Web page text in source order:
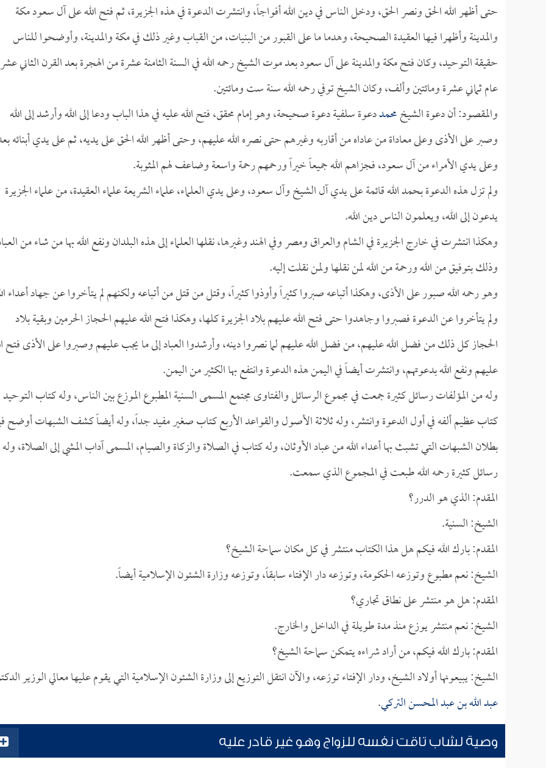
حتى أظهر الله الحق ونصر الحق، ودخل الناس في دين الله أفواجاً، وانتشرت الدعوة في هذه الجزيرة، ثم فتح الله على آل سعود مكة
والمدينة وأظهرا فيها العقيدة الصحيحة، وهدما ما على القبور من البنيات، من القباب وغير ذلك في مكة والمدينة، وأوضحوا للناس
حقيقة التوحيد، وكان فتح مكة والمدينة على آل سعود بعد موت الشيخ رحمه الله في السنة الثامنة عشرة من الهجرة بعد القرن الثاني
عام ثماني عشرة ومائتين وألف، وكان الشيخ توفي رحمه الله سنة ست ومائتين.
والمقصود: أن دعوة الشيخمحمددعوة سلفية دعوة صحيحة، وهو إمام محقق، فتح الله عليه في هذا الباب ودعا إلى الله وأرشد إلى الله
وصبر على الأذى وعلى معاداة من عاداه من أقاربه وغيرهم حتى نصره الله عليهم، وحتى أظهر الله الحق على يديه، ثم على يدي أبنائه
وعلى يدي الأمراء من آل سعود، فجزاهم الله جميعاً خيراً ورحمهم رحمة واسعة وضاعف لهم المثوبة.
ولم تزل هذه الدعوة بحمد الله قائمة على يدي آل الشيخ وآل سعود، وعلى يدي العلماء، علماء الشريعة علماء العقيدة، من علماء الجزيرة
يدعون إلى الله، ويعلمون الناس دين الله.
وهكذا انتشرت في خارج الجزيرة في الشام والعراق ومصر وفي الهند وغيرها، نقلها العلماء إلى هذه البلدان ونفع الله بها من شاء من
وذلك بتوفيق من الله ورحمة من الله لمن نقلها ولمن نقلت إليه.
وهو رحمه الله صبور على الأذى، وهكذا أتباعه صبروا كثيراً وأوذوا كثيراً، وقتل من قتل من أتباعه ولكنهم لم يتأخروا عن جهاد أعداء
ولم يتأخروا عن الدعوة فصبروا وجاهدوا حتى فتح الله عليهم بلاد الجزيرة كلها، وهكذا فتح الله عليهم الحجاز الحرمين وبقية بلاد
الحجاز كل ذلك من فضل الله عليهم، من فضل الله عليهم لما نصروا دينه، وأرشدوا العباد إلى ما يجب عليهم وصبروا على الأذى فتح
عليهم ونفع الله بدعوتهم، وانتشرت أيضاً في اليمن هذه الدعوة وانتفع بها الكثير من اليمن.
وله من المؤلفات رسائل كثيرة جمعت في مجموع الرسائل والفتاوى مجتمع المسمى السنية المطبوع الموزع بين الناس، وله كتاب التوحيد
كتاب عظيم ألفه في أول الدعوة وانتشر، وله ثلاثة الأصول والقواعد الأربع كتاب صغير مفيد جداً، وله أيضاً كشف الشبهات أوضح
بطلان الشبهات التي تشبث بها أعداء الله من عباد الأوثان، وله كتاب في الصلاة والزكاة والصيام، المسمى آداب المشي إلى الصلاة، وله
رسائل كثيرة رحمه الله طبعت في المجموع الذي سمعت.
المقدم: الذي هو الدرر؟
الشيخ: السنية.
المقدم: بارك الله فيكم هل هذا الكتاب منتشر في كل مكان سماحة الشيخ؟
الشيخ: نعم مطبوع وتوزعه الحكومة، وتوزعه دار الإفتاء سابقاً، وتوزعه وزارة الشئون الإسلامية أيضاً.
المقدم: هل هو منتشر على نطاق تجاري؟
الشيخ: نعم منتشر يوزع منذ مدة طويلة في الداخل والخارج.
المقدم: بارك الله فيكم، من أراد شراءه يتمكن سماحة الشيخ؟
الشيخ: يبيعونها أولاد الشيخ، ودار الإفتاء توزعه، والآن انتقل التوزيع إلى وزارة الشئون الإسلامية التي يقوم عليها معالي الوزير
عبد الله بن عبد المحسن التركي.
وصية لشاب تاقت نفسه للزواج وهو غير قادر عليه